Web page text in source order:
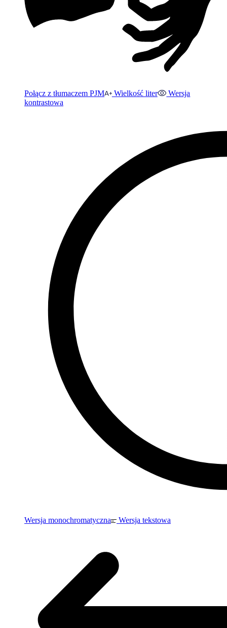
Połącz z tłumaczem PJM Wielkość liter
Wersja
kontrastowa
Wersja monochromatyczna Wersja tekstowa